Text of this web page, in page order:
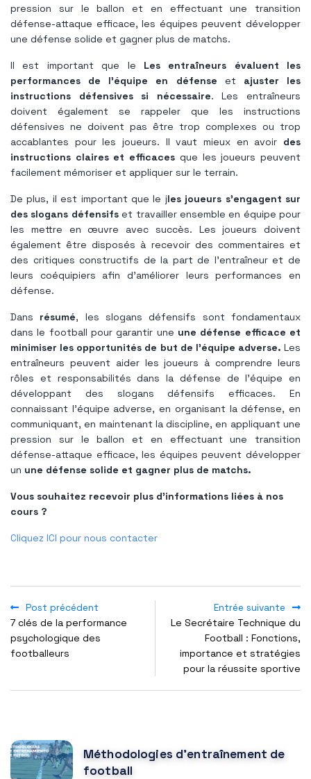
pression sur le ballon et en effectuant une transition
défense-attaque efficace, les équipes peuvent développer
une défense solide et gagner plus de matchs.
Il est important que le Les entraîneurs évaluent les
performances de l'équipe en défense et ajuster les
instructions défensives si nécessaire. Les entraîneurs
doivent également se rappeler que les instructions
défensives ne doivent pas être trop complexes ou trop
accablantes pour les joueurs. Il vaut mieux en avoir des
instructions claires et efficaces que les joueurs peuvent
facilement mémoriser et appliquer sur le terrain.
De plus, il est important que le jles joueurs s'engagent sur
des slogans défensifset travailler ensemble en équipe pour
les mettre en œuvre avec succès. Les joueurs doivent
également être disposés à recevoir des commentaires et
des critiques constructifs de la part de l’entraîneur et de
leurs coéquipiers afin d’améliorer leurs performances en
défense.
Dans résumé, les slogans défensifs sont fondamentaux
dans le football pour garantir une une défense efficace et
minimiser les opportunités de but de l'équipe adverse. Les
entraîneurs peuvent aider les joueurs à comprendre leurs
rôles et responsabilités dans la défense de l’équipe en
développant des slogans défensifs efficaces. En
connaissant l'équipe adverse, en organisant la défense, en
communiquant, en maintenant la discipline, en appliquant une
pression sur le ballon et en effectuant une transition
défense-attaque efficace, les équipes peuvent développer
un une défense solide et gagner plus de matchs.
Vous souhaitez recevoir plus d’informations liées à nos
cours ?
Cliquez ICI pour nous contacter
Post précédent
7 clés de la performance
psychologique des
footballeurs
Entrée suivante
Le Secrétaire Technique du
Football : Fonctions,
importance et stratégies
pour la réussite sportive
Méthodologies d'entraînement de
football